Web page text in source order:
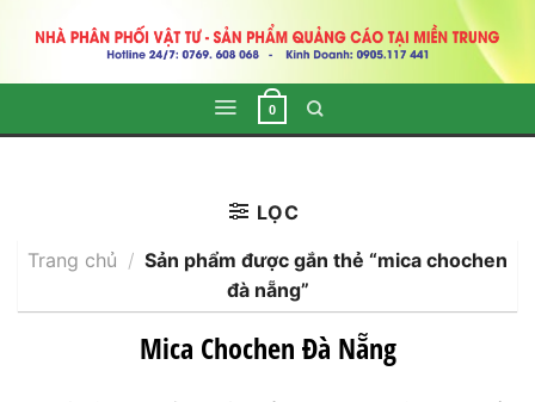
0
Mica Chochen Đà Nẵng
Trang chủ / Sản phẩm được gắn thẻ “mica chochen
đà nẵng”
LỌC